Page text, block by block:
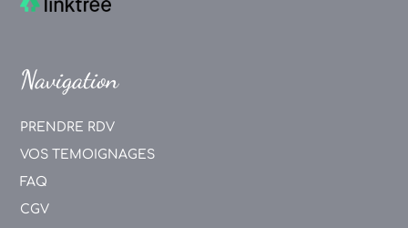
Navigation
PRENDRE RDV
VOS TEMOIGNAGES
FAQ
CGV